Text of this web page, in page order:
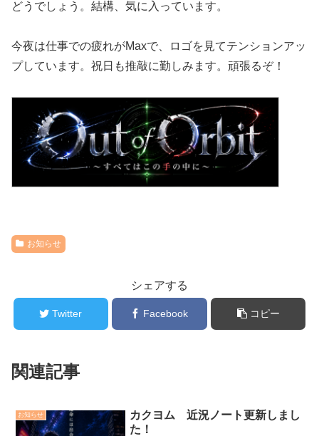
どうでしょう。結構、気に入っています。
今夜は仕事での疲れがMaxで、ロゴを見てテンションアッ
プしています。祝日も推敲に勤しみます。頑張るぞ！
お知らせ
シェアする
Twitter Facebook コピー
関連記事
お知らせ
カクヨム 近況ノート更新しまし
た！